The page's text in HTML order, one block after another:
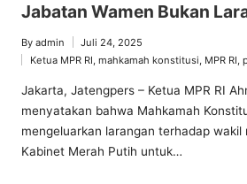
e
n
g
p
e
r
Jabatan Wamen Bukan
Posted
by
By admin Juli 24, 2025
Posted
in
Ketua MPR RI mahkamah konstitusi MPR RI
Jakarta, Jatengpers – Ketua MPR RI
menyatakan bahwa Mahkamah
mengeluarkan larangan terhadap
Kabinet Merah Putih untuk…